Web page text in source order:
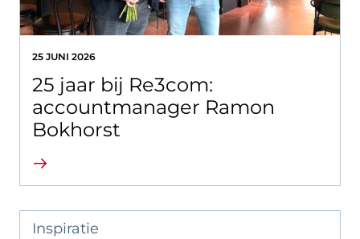
25 JUNI 2026
25 jaar bij Re3com:
accountmanager Ramon
Bokhorst
Lees verder
Inspiratie